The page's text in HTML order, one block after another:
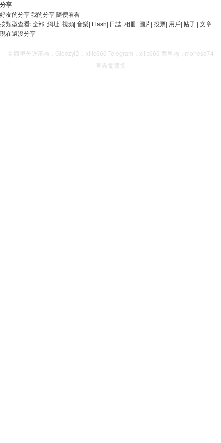
分享
好友的分享我的分享隨便看看
按類型查看:全部| 網址| 視頻| 音樂| Flash| 日誌| 相冊| 圖片| 投票| 用戶| 帖子 | 文章
現在還沒分享
© 西里外送茶賴：GleezyID：xilic666 Telegram：xilic666 西里賴：monesa74
查看電腦版